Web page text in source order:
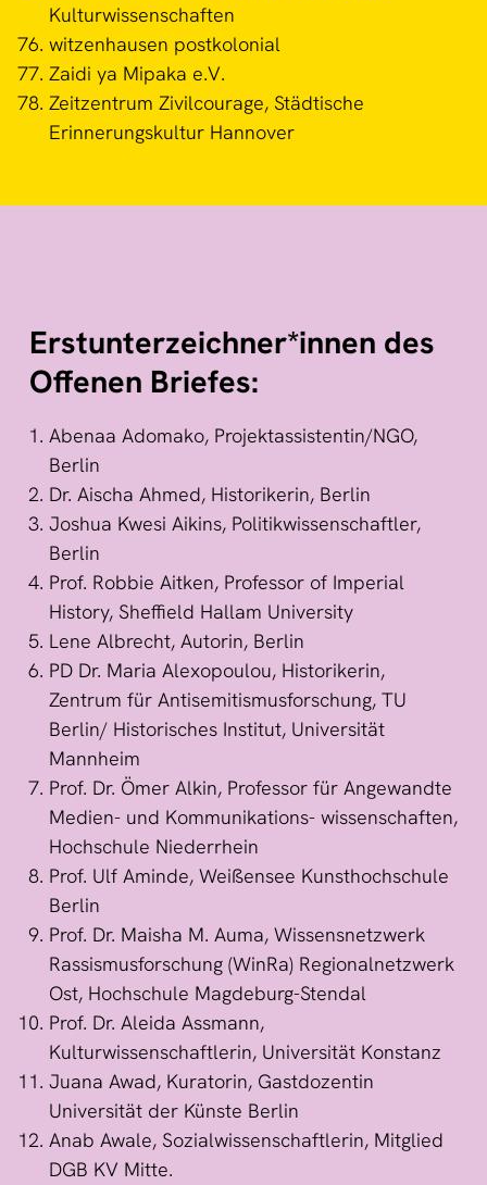
Kulturwissenschaften
witzenhausen postkolonial
Zaidi ya Mipaka e.V.
Zeitzentrum Zivilcourage, Städtische
Erinnerungskultur Hannover
Erstunterzeichner*innen des
Offenen Briefes:
Abenaa Adomako, Projektassistentin/NGO,
Berlin
Dr. Aischa Ahmed, Historikerin, Berlin
Joshua Kwesi Aikins, Politikwissenschaftler,
Berlin
Prof. Robbie Aitken, Professor of Imperial
History, Sheffield Hallam University
Lene Albrecht, Autorin, Berlin
PD Dr. Maria Alexopoulou, Historikerin,
Zentrum für Antisemitismusforschung, TU
Berlin/ Historisches Institut, Universität
Mannheim
Prof. Dr. Ömer Alkin, Professor für Angewandte
Medien- und Kommunikations- wissenschaften,
Hochschule Niederrhein
Prof. Ulf Aminde, Weißensee Kunsthochschule
Berlin
Prof. Dr. Maisha M. Auma, Wissensnetzwerk
Rassismusforschung (WinRa) Regionalnetzwerk
Ost, Hochschule Magdeburg-Stendal
Prof. Dr. Aleida Assmann,
Kulturwissenschaftlerin, Universität Konstanz
Juana Awad, Kuratorin, Gastdozentin
Universität der Künste Berlin
Anab Awale, Sozialwissenschaftlerin, Mitglied
DGB KV Mitte.